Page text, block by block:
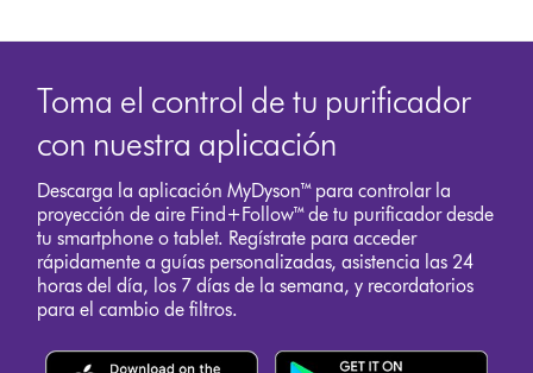
Toma el control de tu purificador
con nuestra aplicación
Descarga la aplicación MyDyson™ para controlar la
proyección de aire Find+Follow™ de tu purificador desde
tu smartphone o tablet. Regístrate para acceder
rápidamente a guías personalizadas, asistencia las 24
horas del día, los 7 días de la semana, y recordatorios
para el cambio de filtros.